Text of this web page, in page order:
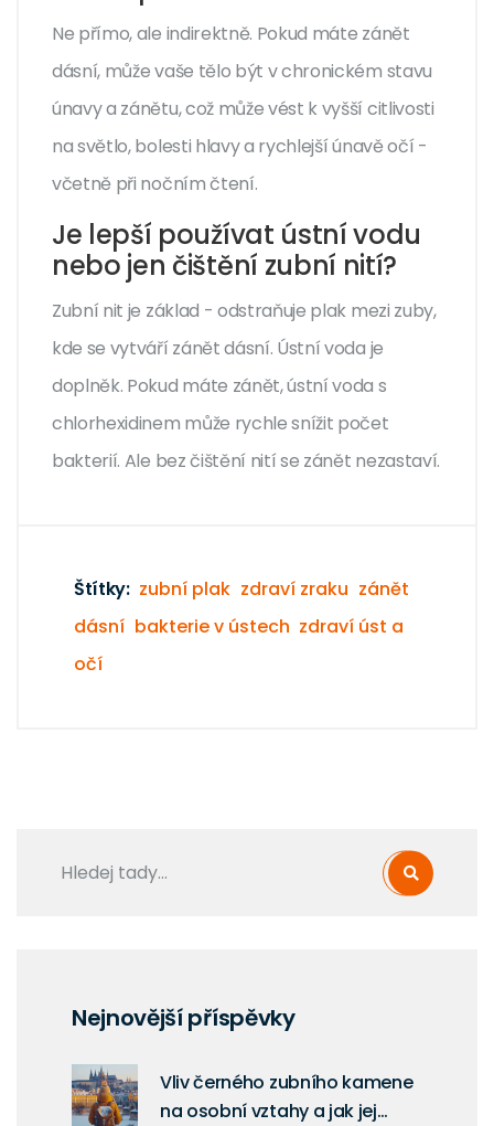
Ne přímo, ale indirektně. Pokud máte zánět
dásní, může vaše tělo být v chronickém stavu
únavy a zánětu, což může vést k vyšší citlivosti
na světlo, bolesti hlavy a rychlejší únavě očí -
včetně při nočním čtení.
Je lepší používat ústní vodu
nebo jen čištění zubní nití?
Zubní nit je základ - odstraňuje plak mezi zuby,
kde se vytváří zánět dásní. Ústní voda je
doplněk. Pokud máte zánět, ústní voda s
chlorhexidinem může rychle snížit počet
bakterií. Ale bez čištění nití se zánět nezastaví.
Štítky: zubní plak zdraví zraku zánět
dásní bakterie v ústech zdraví úst a
očí
Nejnovější příspěvky
Vliv černého zubního kamene
na osobní vztahy a jak jej